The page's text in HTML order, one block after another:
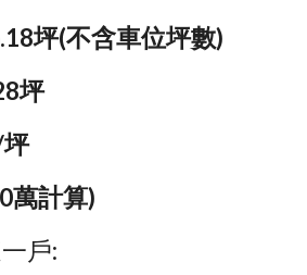
坪(不含車位坪數)
坪
萬計算)
戶: